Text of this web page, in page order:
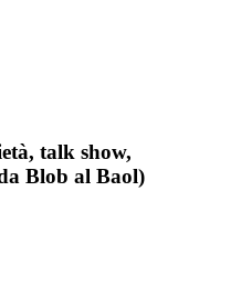
talk show,
Blob al Baol)